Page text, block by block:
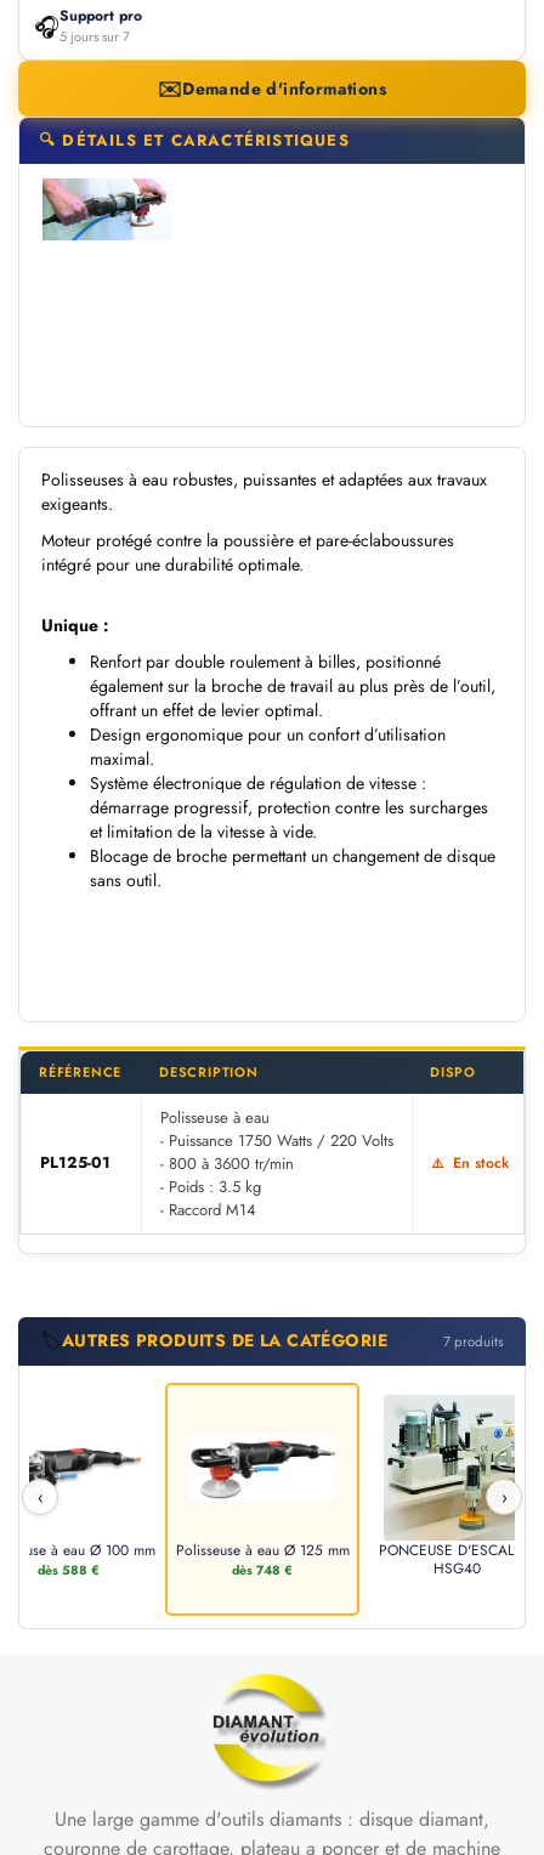
🎧Support pro
5 jours sur 7
✉️Demande d'informations
🔍 DÉTAILS ET CARACTÉRISTIQUES
Polisseuses à eau robustes, puissantes et adaptées aux travaux
exigeants.
Moteur protégé contre la poussière et pare-éclaboussures
intégré pour une durabilité optimale.
Unique :
Renfort par double roulement à billes, positionné
également sur la broche de travail au plus près de l’outil,
offrant un effet de levier optimal.
Design ergonomique pour un confort d’utilisation
maximal.
Système électronique de régulation de vitesse :
démarrage progressif, protection contre les surcharges
et limitation de la vitesse à vide.
Blocage de broche permettant un changement de disque
sans outil.
RÉFÉRENCE DESCRIPTION DISPO
PL125-01
Polisseuse à eau
- Puissance 1750 Watts / 220 Volts
- 800 à 3600 tr/min
- Poids : 3.5 kg
- Raccord M14
En stock
🏷️AUTRES PRODUITS DE LA CATÉGORIE 7 produits
‹ ›
à eau Ø 100 mm
dès 588 €
Polisseuse à eau Ø 125 mm
dès 748 €
PONCEUSE D'ESCALIER
HSG40
Une large gamme d'outils diamants : disque diamant,
couronne de carottage, plateau a poncer et de machine